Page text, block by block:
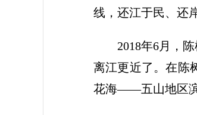
线，还江于民、还
2018年6月，
离江更近了。在陈
花海——五山地区滨